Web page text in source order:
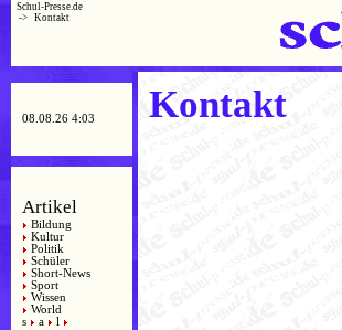
Schul-Presse.de
-> Kontakt
08.08.26 4:03
Artikel
Bildung
Kultur
Politik
Schüler
Short-News
Sport
Wissen
World
s
a l
Kontakt